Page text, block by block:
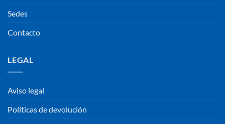
Sedes
Contacto
LEGAL
Aviso legal
Políticas de devolución